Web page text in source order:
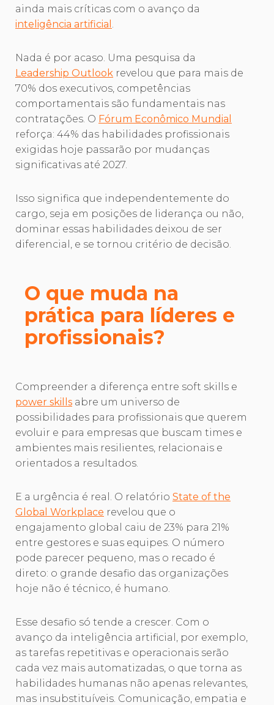
ainda mais críticas com o avanço da
inteligência artificial .
Nada é por acaso. Uma pesquisa da
Leadership Outlook revelou que para mais de
70% dos executivos, competências
comportamentais são fundamentais nas
contratações. O Fórum Econômico Mundial
reforça: 44% das habilidades profissionais
exigidas hoje passarão por mudanças
significativas até 2027.
Isso significa que independentemente do
cargo, seja em posições de liderança ou não,
dominar essas habilidades deixou de ser
diferencial, e se tornou critério de decisão.
O que muda na
prática para líderes e
profissionais?
Compreender a diferença entre soft skills e
power skills abre um universo de
possibilidades para profissionais que querem
evoluir e para empresas que buscam times e
ambientes mais resilientes, relacionais e
orientados a resultados.
E a urgência é real. O relatório State of the
Global Workplace revelou que o
engajamento global caiu de 23% para 21%
entre gestores e suas equipes. O número
pode parecer pequeno, mas o recado é
direto: o grande desafio das organizações
hoje não é técnico, é humano.
Esse desafio só tende a crescer. Com o
avanço da inteligência artificial, por exemplo,
as tarefas repetitivas e operacionais serão
cada vez mais automatizadas, o que torna as
habilidades humanas não apenas relevantes,
mas insubstituíveis. Comunicação, empatia e